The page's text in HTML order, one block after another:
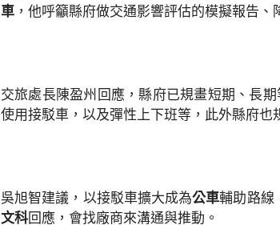
車 ，他呼籲縣府做交通影響評估的模擬報告
交旅處長陳盈州回應，縣府已規畫短期、長
使用接駁車，以及彈性上下班等，此外縣府也
吳旭智建議，以接駁車擴大成為公車輔助路線
文科回應，會找廠商來溝通與推動。